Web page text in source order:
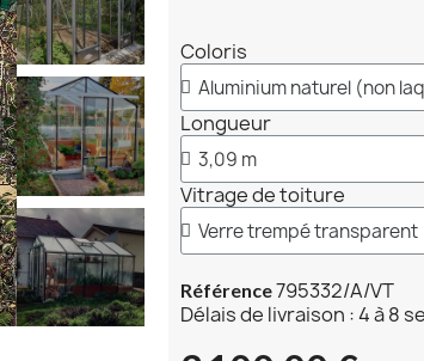
Coloris
Longueur
Vitrage de toiture
Référence795332/A/VT
Délais de livraison : 4 à 8